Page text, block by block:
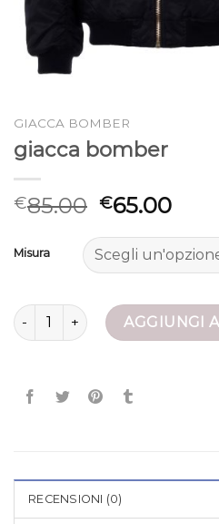
GIACCA BOMBER
giacca bomber
€85.00 €65.00
Misura
giacca bomber quantità
AGGIUNGI
RECENSIONI (0)